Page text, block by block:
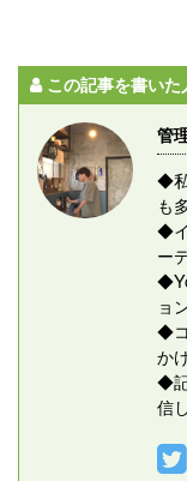
この記事を書いた
管
◆
も
◆
ー
ョ
◆
か
◆
信